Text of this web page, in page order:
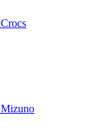
Crocs
Mizuno